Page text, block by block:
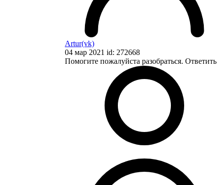
Artur(vk)
04 мар 2021 id: 272668
Помогите пожалуйста разобраться. Ответить